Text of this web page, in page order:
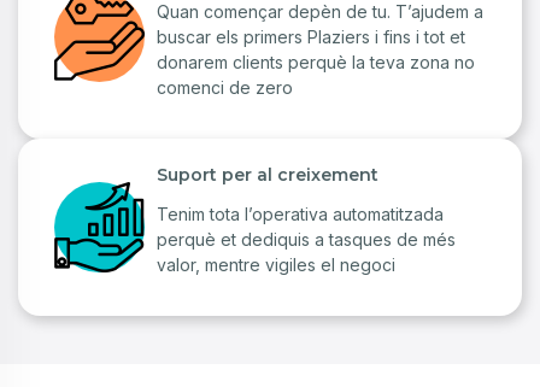
Quan començar depèn de tu. T’ajudem a
buscar els primers Plaziers i fins i tot et
donarem clients perquè la teva zona no
comenci de zero
Suport per al creixement
Tenim tota l’operativa automatitzada
perquè et dediquis a tasques de més
valor, mentre vigiles el negoci